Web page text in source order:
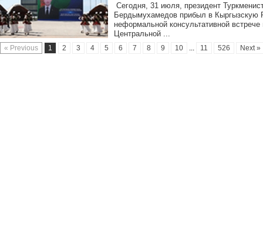
Сегодня, 31 июля, президент
Бердымухамедов прибыл в Кыргызскую
неформальной консультативной встрече
Центральной ...
« Previous 1 2 3 4 5 6 7 8 9 10 ... 11 526 Next »